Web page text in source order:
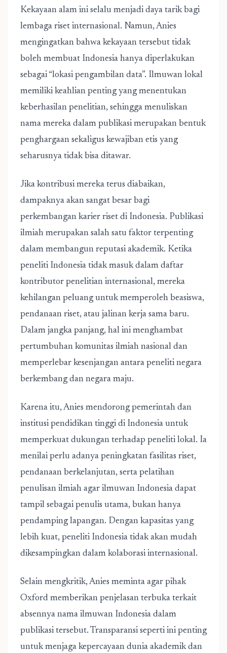
Kekayaan alam ini selalu menjadi daya tarik bagi
lembaga riset internasional. Namun, Anies
mengingatkan bahwa kekayaan tersebut tidak
boleh membuat Indonesia hanya diperlakukan
sebagai “lokasi pengambilan data”. Ilmuwan lokal
memiliki keahlian penting yang menentukan
keberhasilan penelitian, sehingga menuliskan
nama mereka dalam publikasi merupakan bentuk
penghargaan sekaligus kewajiban etis yang
seharusnya tidak bisa ditawar.
Jika kontribusi mereka terus diabaikan,
dampaknya akan sangat besar bagi
perkembangan karier riset di Indonesia. Publikasi
ilmiah merupakan salah satu faktor terpenting
dalam membangun reputasi akademik. Ketika
peneliti Indonesia tidak masuk dalam daftar
kontributor penelitian internasional, mereka
kehilangan peluang untuk memperoleh beasiswa,
pendanaan riset, atau jalinan kerja sama baru.
Dalam jangka panjang, hal ini menghambat
pertumbuhan komunitas ilmiah nasional dan
memperlebar kesenjangan antara peneliti negara
berkembang dan negara maju.
Karena itu, Anies mendorong pemerintah dan
institusi pendidikan tinggi di Indonesia untuk
memperkuat dukungan terhadap peneliti lokal. Ia
menilai perlu adanya peningkatan fasilitas riset,
pendanaan berkelanjutan, serta pelatihan
penulisan ilmiah agar ilmuwan Indonesia dapat
tampil sebagai penulis utama, bukan hanya
pendamping lapangan. Dengan kapasitas yang
lebih kuat, peneliti Indonesia tidakakan mudah
dikesampingkan dalam kolaborasi internasional.
Selain mengkritik, Anies meminta agar pihak
Oxford memberikan penjelasan terbuka terkait
absennya nama ilmuwan Indonesia dalam
publikasi tersebut. Transparansi seperti ini penting
untuk menjaga kepercayaan dunia akademik dan